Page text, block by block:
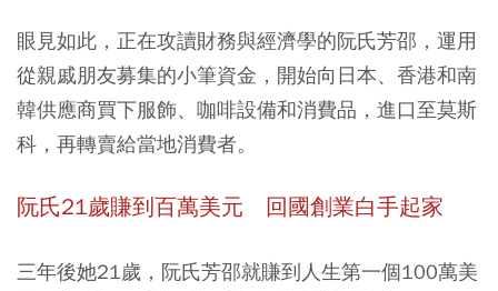
眼見如此，正在攻讀財務與經濟學的阮氏芳邵，運用
從親戚朋友募集的小筆資金，開始向日本、香港和南
韓供應商買下服飾、咖啡設備和消費品，進口至莫斯
科，再轉賣給當地消費者。
阮氏21歲賺到百萬美元 回國創業白手起家
三年後她21歲，阮氏芳邵就賺到人生第一個100萬美